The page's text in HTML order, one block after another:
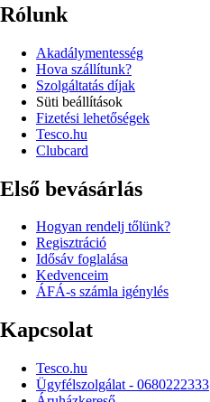
Rólunk
Akadálymentesség
Hova szállítunk?
Szolgáltatás díjak
Süti beállítások
Fizetési lehetőségek
Tesco.hu
Clubcard
Első bevásárlás
Hogyan rendelj tőlünk?
Regisztráció
Idősáv foglalása
Kedvenceim
ÁFÁ-s számla igénylés
Kapcsolat
Tesco.hu
Ügyfélszolgálat - 0680222333